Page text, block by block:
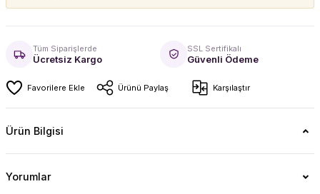
Tüm Siparişlerde
Ücretsiz Kargo
SSL Sertifikalı
Güvenli Ödeme
Ürünü Paylaş Karşılaştır
Ürün Bilgisi
Yorumlar